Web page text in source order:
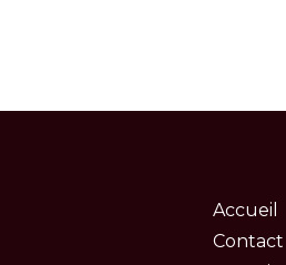
Accueil
Contact